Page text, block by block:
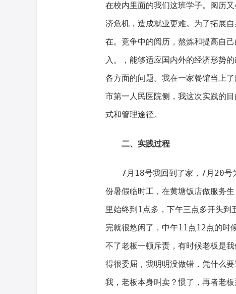
在校内里面的我们这班学子。阅历
济危机，造成就业更难。为了拓展
在。竞争中的阅历，熬炼和提高自
入。，能够适应国内外的经济形势
各方面的问题。我在一家餐馆当上
市第一人民医院侧，我这次实践的
式和管理途径。
二、实践过程
7月18号我回到了家，7月20号
份暑假临时工，在黄塘饭店做服务
里始终到1点多，下午三点多开头
完就很悠闲了，中午11点12点的时
不了老板一顿斥责，有时候老板是
得很委屈，我明明没做错，凭什么
我，老板本身叫卖？惯了，再者老